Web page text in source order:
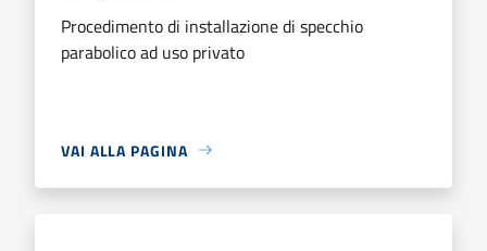
Procedimento di installazione di specchio
parabolico ad uso privato
VAI ALLA PAGINA